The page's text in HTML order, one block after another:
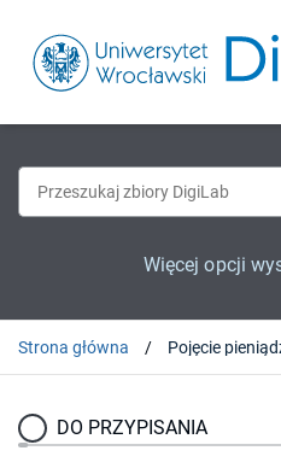
Więcej opcji
Strona główna Pojęcie
DO PRZYPISANIA